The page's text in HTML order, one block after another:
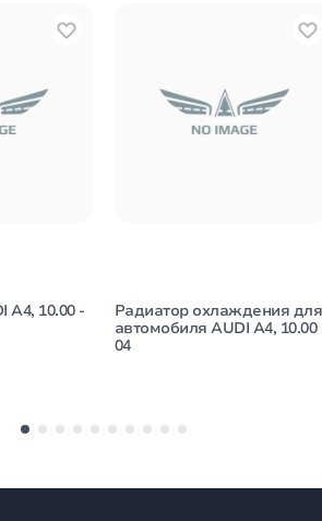
A4, 10.00 -
Радиатор охлаждения для
автомобиля AUDI A4, 10.00
04